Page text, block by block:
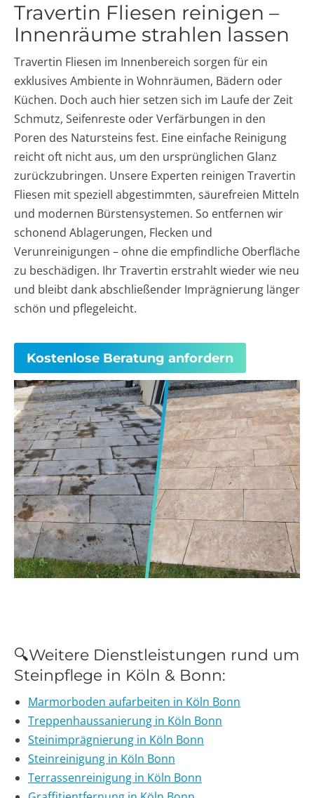
Travertin Fliesen reinigen –
Innenräume strahlen lassen
Travertin Fliesen im Innenbereich sorgen für ein
exklusives Ambiente in Wohnräumen, Bädern oder
Küchen. Doch auch hier setzen sich im Laufe der Zeit
Schmutz, Seifenreste oder Verfärbungen in den
Poren des Natursteins fest. Eine einfache Reinigung
reicht oft nicht aus, um den ursprünglichen Glanz
zurückzubringen. Unsere Experten reinigen Travertin
Fliesen mit speziell abgestimmten, säurefreien Mitteln
und modernen Bürstensystemen. So entfernen wir
schonend Ablagerungen, Flecken und
Verunreinigungen – ohne die empfindliche Oberfläche
zu beschädigen. Ihr Travertin erstrahlt wieder wie neu
und bleibt dank abschließender Imprägnierung länger
schön und pflegeleicht.
Kostenlose Beratung anfordern
🔍Weitere Dienstleistungen rund um
Steinpflege in Köln & Bonn:
Marmorboden aufarbeiten in Köln Bonn
Treppenhaussanierung in Köln Bonn
Steinimprägnierung in Köln Bonn
Steinreinigung in Köln Bonn
Terrassenreinigung in Köln Bonn